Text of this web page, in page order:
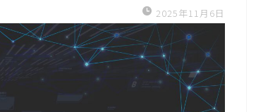
2025年11月6日